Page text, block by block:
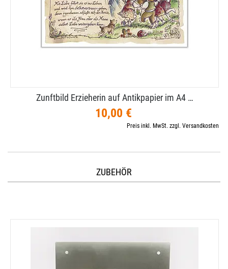
Zunftbild Erzieherin auf Antikpapier im A4 …
10,00 €
Preis inkl. MwSt. zzgl. Versandkosten
ZUBEHÖR